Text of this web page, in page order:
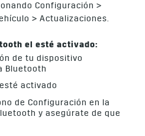
Configuración >
> Actualizaciones.
el esté activado:
de tu dispositivo
Bluetooth
activado
de Configuración en la
y asegúrate de que